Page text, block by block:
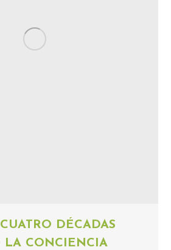
DÉCADAS
LA CONCIENCIA